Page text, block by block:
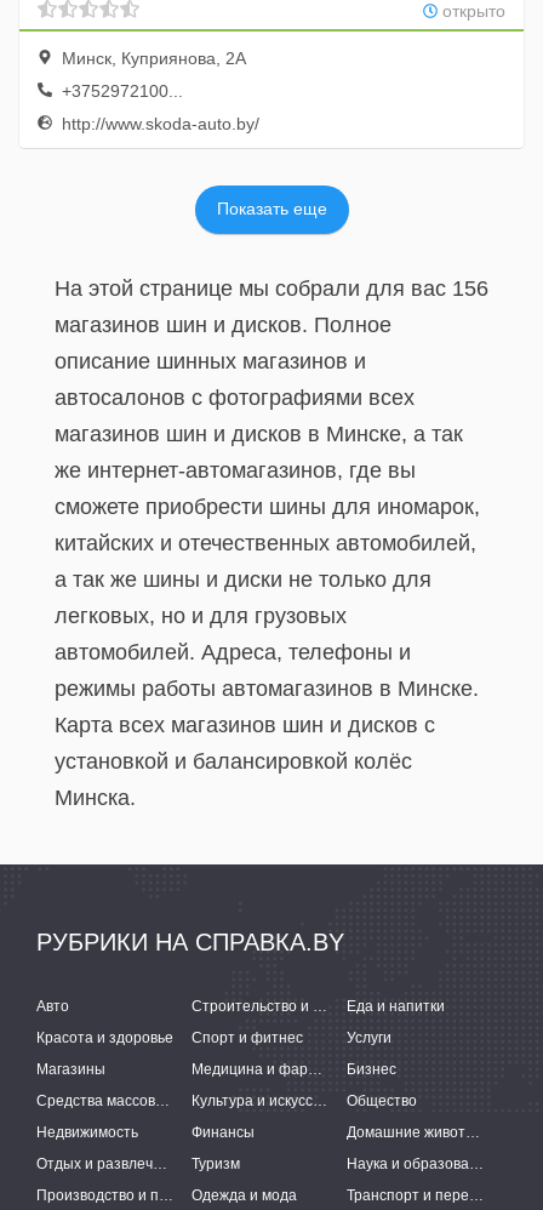
открыто
Минск, Куприянова, 2А
+3752972100...
http://www.skoda-auto.by/
Показать еще
На этой странице мы собрали для вас 156
магазинов шин и дисков. Полное
описание шинных магазинов и
автосалонов с фотографиями всех
магазинов шин и дисков в Минске, а так
же интернет-автомагазинов, где вы
сможете приобрести шины для иномарок,
китайских и отечественных автомобилей,
а так же шины и диски не только для
легковых, но и для грузовых
автомобилей. Адреса, телефоны и
режимы работы автомагазинов в Минске.
Карта всех магазинов шин и дисков с
установкой и балансировкой колёс
Минска.
РУБРИКИ НА СПРАВКА.BY
Авто Строительство и ремонт
Еда и напитки
Красота и здоровье
Спорт и фитнес
Услуги
Магазины
Медицина и фармацевтика
Бизнес
Средства массовой информации
Культура и искусство
Общество
Недвижимость
Финансы
Домашние животные
Отдых и развлечения
Туризм
Наука и образование
Производство и поставки
Одежда и мода Транспорт и перевозки